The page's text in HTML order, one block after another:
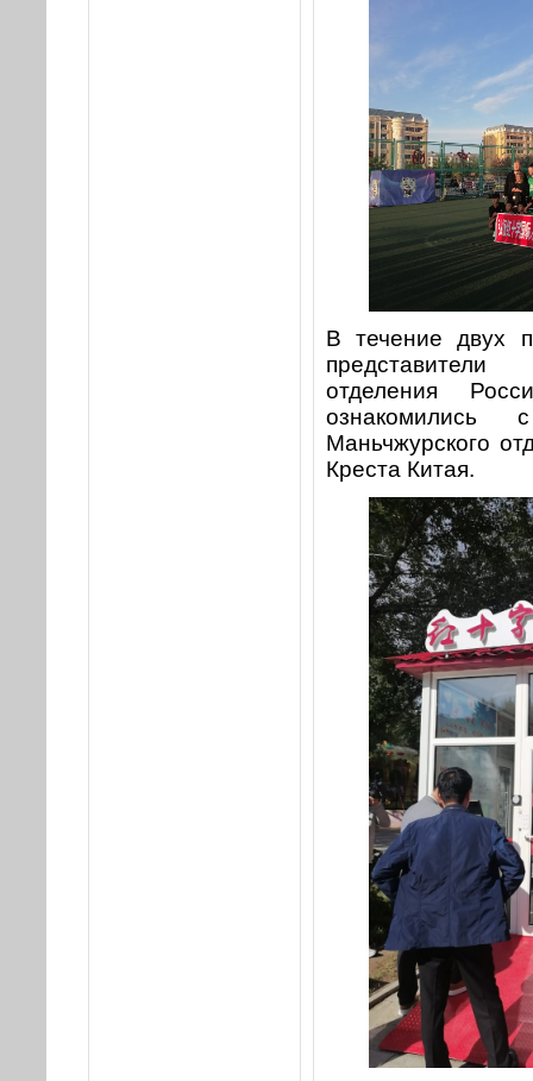
В течение двух
представители
отделения
ознакомились
Маньчжурского
Креста Китая.